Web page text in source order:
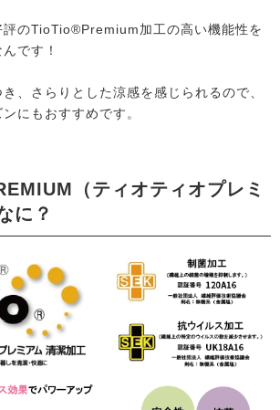
評のTioTio®Premium加工の高い機能性を
です！
、さらりとした涼感を感じられるので、
にもおすすめです。
（ティオティオプレミ
に？